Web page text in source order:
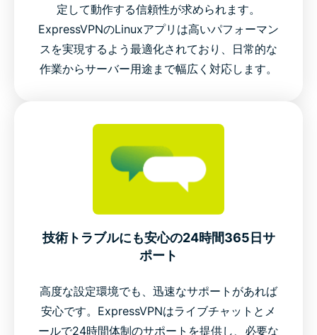
定して動作する信頼性が求められます。
ExpressVPNのLinuxアプリは高いパフォーマン
スを実現するよう最適化されており、日常的な
作業からサーバー用途まで幅広く対応します。
技術トラブルにも安心の24時間365日サ
ポート
高度な設定環境でも、迅速なサポートがあれば
安心です。ExpressVPNはライブチャットとメ
ールで24時間体制のサポートを提供し、必要な